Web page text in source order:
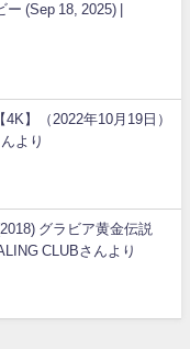
(Sep 18, 2025) |
】（2022年10月19日）
より
グラビア黄金伝説
CLUBさんより